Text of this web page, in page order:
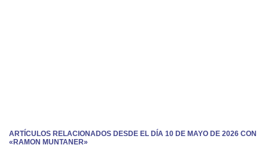
ARTÍCULOS RELACIONADOS DESDE EL DÍA 10 DE MAYO DE 2026 CON
«RAMON MUNTANER»